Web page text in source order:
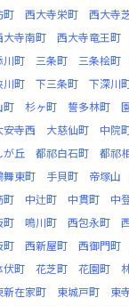
町 西大寺栄町 西大寺
大寺南町 西大寺竜王町
川町 三条町 三条桧町
川町 下三条町 下深川
町 杉ヶ町 誓多林町
安寺西 大慈仙町 中院
が丘 都祁白石町 都祁
舞東町 手貝町 帝塚山
町 中辻町 中貫町 中
町 鳴川町 西包永町
町 西新屋町 西御門町
伏町 花芝町 花園町
新在家町 東城戸町 東